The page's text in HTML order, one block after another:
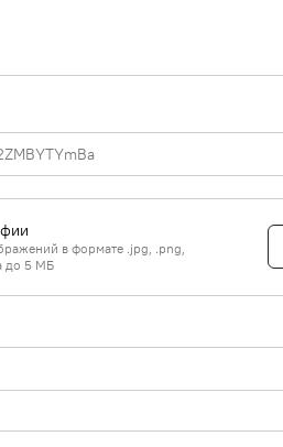
в формате .jpg, .png,
до 5 МБ